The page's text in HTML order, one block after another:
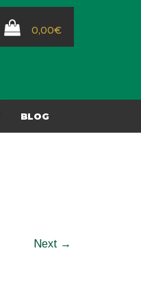
0,00€
BLOG
Next →